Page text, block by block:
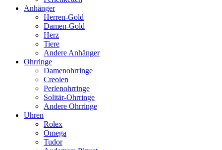
Anhänger
Herren-Gold
Damen-Gold
Herz
Tiere
Andere Anhänger
Ohrringe
Damenohrringe
Creolen
Perlenohrringe
Solitär-Ohrringe
Andere Ohrringe
Uhren
Rolex
Omega
Tudor